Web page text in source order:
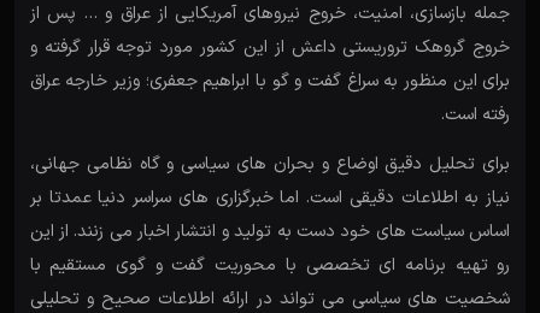
جمله بازسازی، امنیت، خروج نیروهای آمریکایی از عراق و … پس از
خروج گروهک تروریستی داعش از این کشور مورد توجه قرار گرفته و
برای این منظور به سراغ گفت و گو با ابراهیم جعفری؛ وزیر خارجه عراق
رفته است.
برای تحلیل دقیق اوضاع و بحران های سیاسی و گاه نظامی جهانی،
نیاز به اطلاعات دقیقی است. اما خبرگزاری های سراسر دنیا عمدتا بر
اساس سیاست های خود دست به تولید و انتشار اخبار می زنند. از این
رو تهیه برنامه ای تخصصی با محوریت گفت و گوی مستقیم با
شخصیت های سیاسی می تواند در ارائه اطلاعات صحیح و تحلیلی